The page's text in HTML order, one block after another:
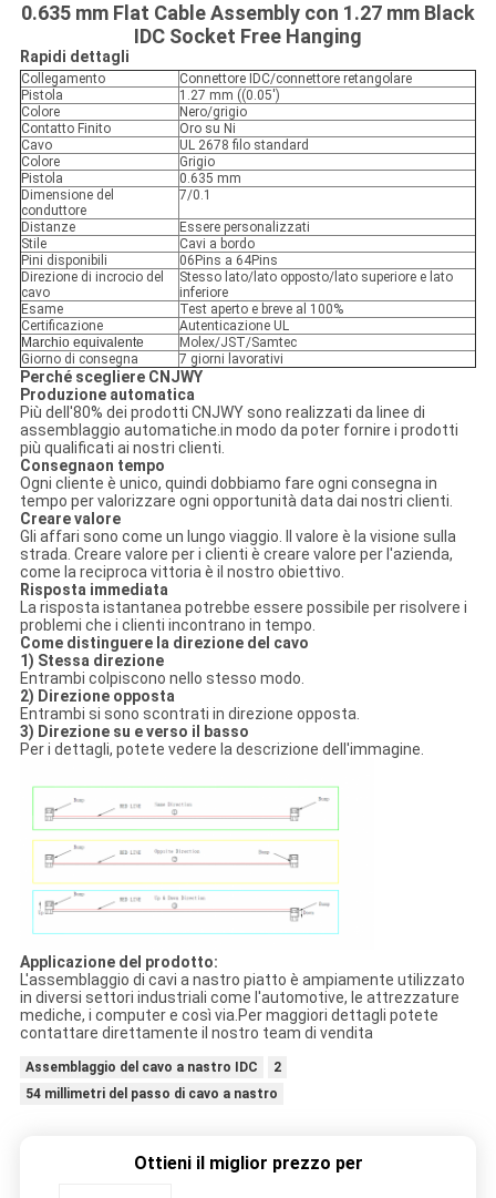
0.635 mm Flat Cable Assembly con 1.27 mm Black
IDC Socket Free Hanging
Rapidi dettagli
Collegamento
Connettore IDC/connettore retangolare
Pistola
1.27 mm ((0.05')
Colore
Nero/grigio
Contatto Finito
Oro su Ni
Cavo
UL 2678 filo standard
Colore
Grigio
Pistola
0.635 mm
Dimensione del
conduttore
7/0.1
Distanze
Essere personalizzati
Stile
Cavi a bordo
Pini disponibili
06Pins a 64Pins
Direzione di incrocio del
cavo
Stesso lato/lato opposto/lato superiore e lato
inferiore
Esame
Test aperto e breve al 100%
Certificazione
Autenticazione UL
Marchio equivalente
Molex/JST/Samtec
Giorno di consegna
7 giorni lavorativi
Perché scegliere CNJWY
Produzione automatica
Più dell'80% dei prodotti CNJWY sono realizzati da linee di
assemblaggio automatiche.in modo da poter fornire i prodotti
più qualificati ai nostri clienti.
Consegnaon tempo
Ogni cliente è unico, quindi dobbiamo fare ogni consegna in
tempo per valorizzare ogni opportunità data dai nostri clienti.
Creare valore
Gli affari sono come un lungo viaggio. Il valore è la visione sulla
strada. Creare valore per i clienti è creare valore per l'azienda,
come la reciproca vittoria è il nostro obiettivo.
Risposta immediata
La risposta istantanea potrebbe essere possibile per risolvere i
problemi che i clienti incontrano in tempo.
Come distinguere la direzione del cavo
1) Stessa direzione
Entrambi colpiscono nello stesso modo.
2) Direzione opposta
Entrambi si sono scontrati in direzione opposta.
3) Direzione su e verso il basso
Per i dettagli, potete vedere la descrizione dell'immagine.
Applicazione del prodotto:
L'assemblaggio di cavi a nastro piatto è ampiamente utilizzato
in diversi settori industriali come l'automotive, le attrezzature
mediche, i computer e così via.Per maggiori dettagli potete
contattare direttamente il nostro team di vendita
Assemblaggio del cavo a nastro IDC
2
54 millimetri del passo di cavo a nastro
Ottieni il miglior prezzo per